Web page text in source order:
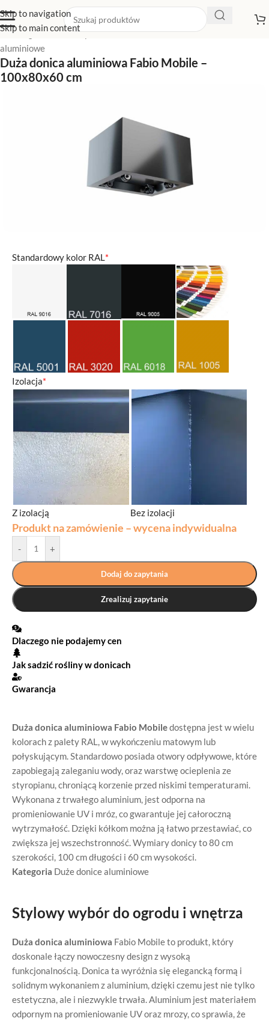
Skip to navigation
Skip to main content
Strona główna/Sklep z donicami/Duże donice/
aluminiowe
Duża donica aluminiowa Fabio Mobile –
100x80x60 cm
Duża donica aluminiowa Fabio Mobiledostępna jest w wielu
kolorach z palety RAL, w wykończeniu matowym lub
połyskującym. Standardowo posiada otwory odpływowe, które
zapobiegają zaleganiu wody, oraz warstwę ocieplenia ze
styropianu, chroniącą korzenie przed niskimi temperaturami.
Wykonana z trwałego aluminium, jest odporna na
promieniowanie UV i mróz, co gwarantuje jej całoroczną
wytrzymałość. Dzięki kółkom można ją łatwo przestawiać, co
zwiększa jej wszechstronność. Wymiary donicy to 80 cm
szerokości, 100 cm długości i 60 cm wysokości.
Kategoria Duże donice aluminiowe
Stylowy wybór do ogrodu i wnętrza
Duża donica aluminiowa Fabio Mobile to produkt, który
doskonale łączy nowoczesny design z wysoką
funkcjonalnością. Donica ta wyróżnia się elegancką formą i
solidnym wykonaniem z aluminium, dzięki czemu jest nie tylko
estetyczna, ale i niezwykle trwała. Aluminium jest materiałem
odpornym na promieniowanie UV oraz mrozy, co sprawia, że
*
Standardowy kolor RAL
*
Izolacja
Z izolacją Bez izolacji
Produkt na zamówienie – wycena indywidualna
- +
Dodaj do zapytania
Zrealizuj zapytanie
Dlaczego nie podajemy cen
Jak sadzić rośliny w donicach
Gwarancja